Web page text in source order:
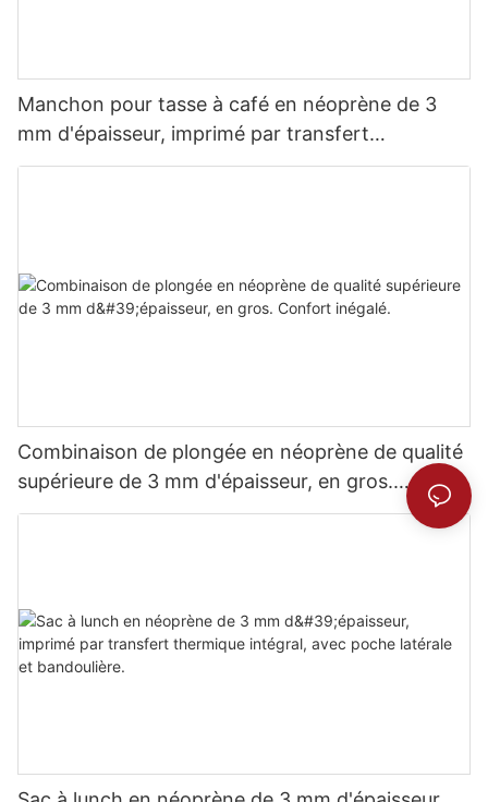
Manchon pour tasse à café en néoprène de 3
mm d'épaisseur, imprimé par transfert
thermique.
Combinaison de plongée en néoprène de qualité
supérieure de 3 mm d'épaisseur, en gros.
Confort inégalé.